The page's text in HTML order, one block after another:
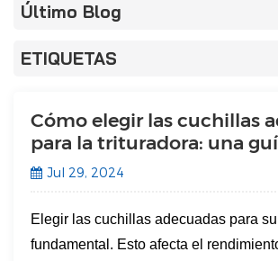
Último Blog
ETIQUETAS
Cómo elegir las cuchillas
para la trituradora: una
Jul 29, 2024
Elegir las cuchillas adecuadas para
fundamental. Esto afecta el